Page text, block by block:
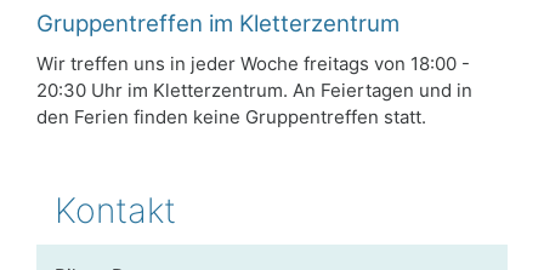
Gruppentreffen im Kletterzentrum
Wir treffen uns in jeder Woche freitags von 18:00 -
20:30 Uhr im Kletterzentrum. An Feiertagen und in
den Ferien finden keine Gruppentreffen statt.
Kontakt